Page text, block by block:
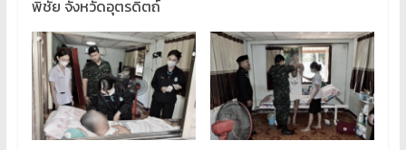
พิชัย จังหวัดอุตรดิตถ์